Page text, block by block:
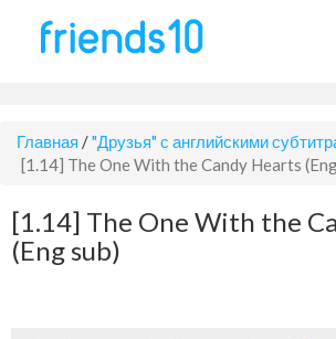
Главная /"Друзья" с английскими
[1.14] The One With the Candy Hearts
[1.14] The One With the
(Eng sub)